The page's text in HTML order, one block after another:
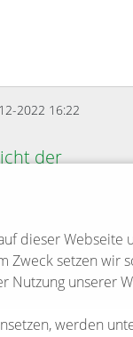
für das Waldbad hat
2022 16:22
der
…Pflicht der
dieser Webseite
Zweck setzen wir
Nutzung unserer
werden